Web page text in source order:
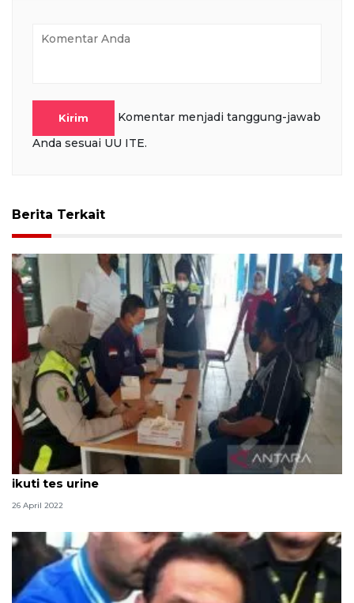
Kirim
Komentar menjadi tanggung-jawab
Anda sesuai UU ITE.
Berita Terkait
Sopir bus mudik Lebaran di Terminal Tirtonadi Solo
ikuti tes urine
26 April 2022